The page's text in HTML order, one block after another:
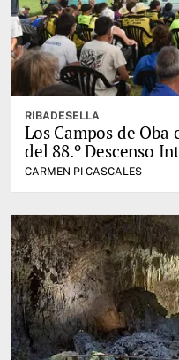
RIBADESELLA
Los Campos de Oba
del 88.º Descenso
CARMEN PI CASCALES